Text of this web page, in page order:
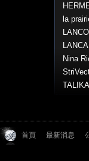
la
Nina
TALIKA
首頁 最新消息